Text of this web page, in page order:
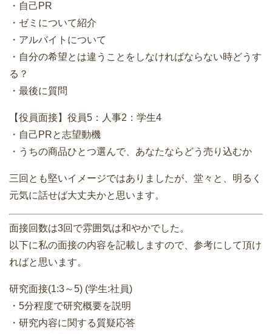
・自己PR
・ゼミについて紹介
・アルバイトについて
・自分の希望とは違うことをしなければならない時どうす
る？
・最後に質問
【役員面接】役員5：人事2：学生4
・自己PRと志望動機
・うちの商品ひとつ選んで、あなたならどう売り込むか
三回とも堅いイメージではありましたが、堂々と、明るく
元気に話せば大丈夫かと思います。
面接回数は3回で雰囲気は和やかでした。
以下に私の面接の内容を記載しますので、参考にして頂け
ればと思います。
研究面接(1:3～5) (学生:社員)
・5分程度で研究概要を説明
・研究内容に関する質疑応答